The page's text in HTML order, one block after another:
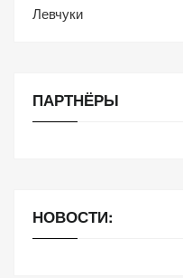
Левчуки
ПАРТНЁРЫ
НОВОСТИ: